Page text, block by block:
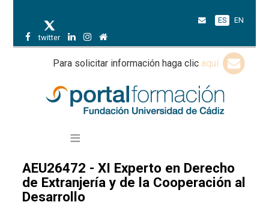
twitter
ES EN
Para solicitar información haga clic aquí
AEU26472 - XI Experto en Derecho
de Extranjería y de la Cooperación al
Desarrollo